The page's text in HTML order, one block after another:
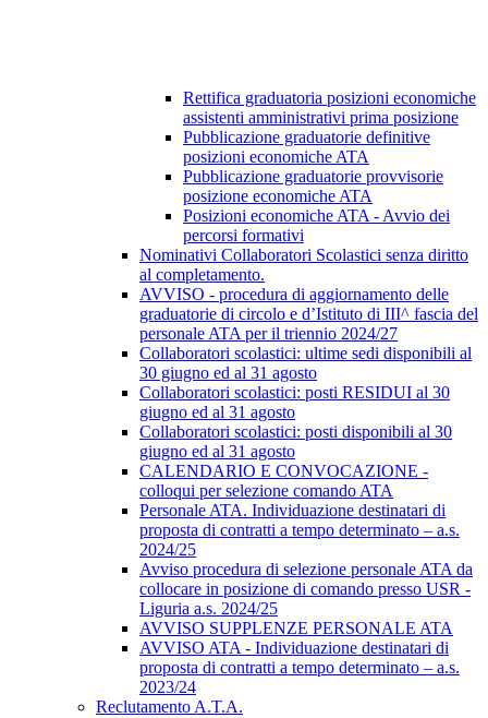
Rettifica graduatoria posizioni economiche
assistenti amministrativi prima posizione
Pubblicazione graduatorie definitive
posizioni economiche ATA
Pubblicazione graduatorie provvisorie
posizione economiche ATA
Posizioni economiche ATA - Avvio dei
percorsi formativi
Nominativi Collaboratori Scolastici senza diritto
al completamento.
AVVISO - procedura di aggiornamento delle
graduatorie di circolo e d’Istituto di III^ fascia del
personale ATA per il triennio 2024/27
Collaboratori scolastici: ultime sedi disponibili al
30 giugno ed al 31 agosto
Collaboratori scolastici: posti RESIDUI al 30
giugno ed al 31 agosto
Collaboratori scolastici: posti disponibili al 30
giugno ed al 31 agosto
CALENDARIO E CONVOCAZIONE -
colloqui per selezione comando ATA
Personale ATA. Individuazione destinatari di
proposta di contratti a tempo determinato – a.s.
2024/25
Avviso procedura di selezione personale ATA da
collocare in posizione di comando presso USR -
Liguria a.s. 2024/25
AVVISO SUPPLENZE PERSONALE ATA
AVVISO ATA - Individuazione destinatari di
proposta di contratti a tempo determinato – a.s.
2023/24
Reclutamento A.T.A.